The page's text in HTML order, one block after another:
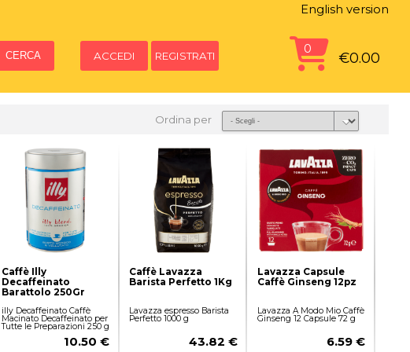
English version
ACCEDI REGISTRATI
0
€0.00
Ordina per
Caffè Illy
Decaffeinato
Barattolo 250Gr
illy Decaffeinato Caffè
Macinato Decaffeinato per
Tutte le Preparazioni 250 g
10.50 €
Caffè Lavazza
Barista Perfetto 1Kg
Lavazza espresso Barista
Perfetto 1000 g
43.82 €
Lavazza Capsule
Caffè Ginseng 12pz
Lavazza A Modo Mio Caffè
Ginseng 12 Capsule 72 g
6.59 €